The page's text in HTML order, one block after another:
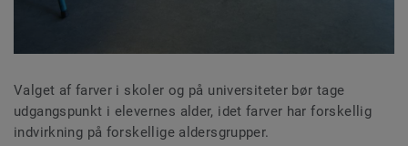
Valget af farver i skoler og på universiteter bør tage
udgangspunkt i elevernes alder, idet farver har forskellig
indvirkning på forskellige aldersgrupper.